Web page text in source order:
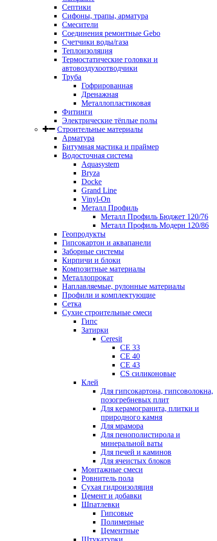
Септики
Сифоны, трапы, арматура
Смесители
Соединения ремонтные Gebo
Счетчики воды/газа
Теплоизоляция
Термостатические головки и
автовоздухоотводчики
Труба
Гофрированная
Дренажная
Металлопластиковая
Фитинги
Электрические тёплые полы
Строительные материалы
Арматура
Битумная мастика и праймер
Водосточная система
Aquasystem
Bryza
Docke
Grand Line
Vinyl-On
Металл Профиль
Металл Профиль Бюджет 120/76
Металл Профиль Модерн 120/86
Геопродукты
Гипсокартон и аквапанели
Заборные системы
Кирпичи и блоки
Композитные материалы
Металлопрокат
Наплавляемые, рулонные материалы
Профили и комплектующие
Сетка
Сухие строительные смеси
Гипс
Затирки
Ceresit
CE 33
CE 40
CE 43
CS силиконовые
Клей
Для гипсокартона, гипсоволокна,
позогребневых плит
Для керамогранита, плитки и
природного камня
Для мрамора
Для пенополистирола и
минеральной ваты
Для печей и каминов
Для ячеистых блоков
Монтажные смеси
Ровнитель пола
Сухая гидроизоляция
Цемент и добавки
Шпатлевки
Гипсовые
Полимерные
Цементные
Штукатурки